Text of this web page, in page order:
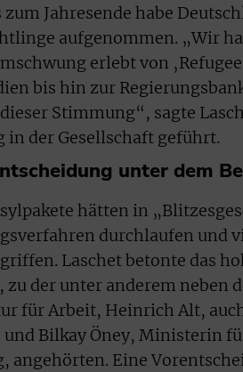
zum Jahresende habe
aufgenommen. „Wir
erlebt von
bis hin zur
Stimmung“, sagte
in der Gesellschaft geführt.
unter dem
hätten in
durchlaufen und
Laschet betonte das
der unter anderem neben
für Arbeit, Heinrich Alt,
und Bilkay Öney, Ministerin
angehörten. Eine